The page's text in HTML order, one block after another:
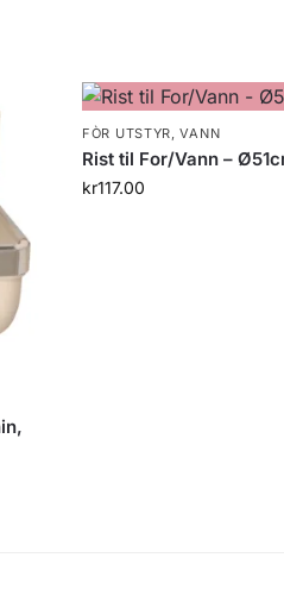
FÒR UTSTYR,VANN
Rist til For/Vann –
kr117.00